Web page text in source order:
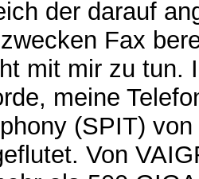
der darauf
Fax
mit mir zu tun.
meine
(SPIT)
Von